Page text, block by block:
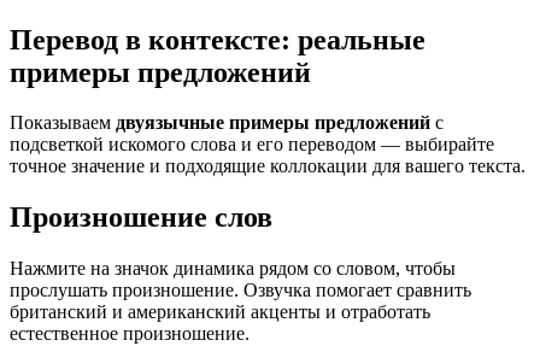
Перевод в контексте: реальные
примеры предложений
Показываем двуязычные примеры предложений с
подсветкой искомого слова и его переводом — выбирайте
точное значение и подходящие коллокации для вашего текста.
Произношение слов
Нажмите на значок динамика рядом со словом, чтобы
прослушать произношение. Озвучка помогает сравнить
британский и американский акценты и отработать
естественное произношение.